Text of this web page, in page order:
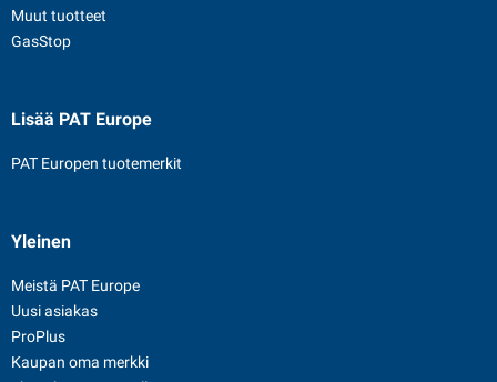
Muut tuotteet
GasStop
Lisää PAT Europe
PAT Europen tuotemerkit
Yleinen
Meistä PAT Europe
Uusi asiakas
ProPlus
Kaupan oma merkki